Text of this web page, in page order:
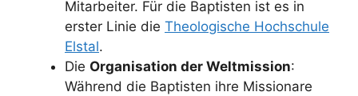
Mitarbeiter. Für die Baptisten ist es in
erster Linie die Theologische Hochschule
Elstal.
Die Organisation der Weltmission:
Während die Baptisten ihre Missionare